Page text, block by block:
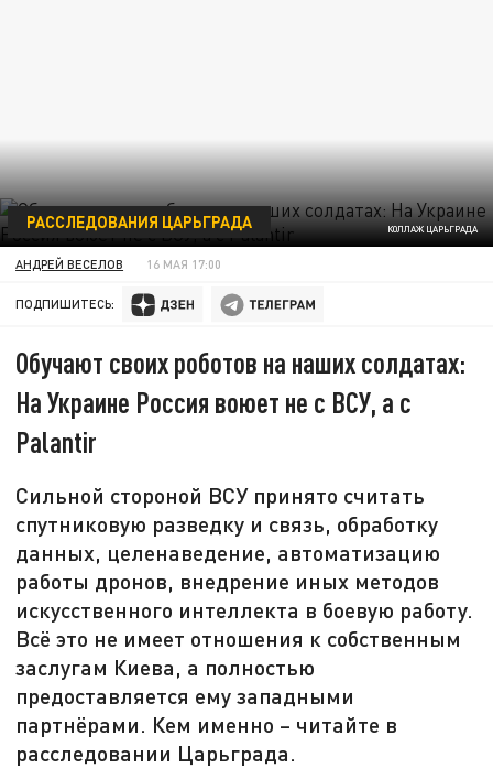
КОЛЛАЖ ЦАРЬГРАДА
РАССЛЕДОВАНИЯ ЦАРЬГРАДА
АНДРЕЙ ВЕСЕЛОВ 16 МАЯ 17:00
ПОДПИШИТЕСЬ:
Обучают своих роботов на наших солдатах:
На Украине Россия воюет не с ВСУ, а с
Palantir
Сильной стороной ВСУ принято считать
спутниковую разведку и связь, обработку
данных, целенаведение, автоматизацию
работы дронов, внедрение иных методов
искусственного интеллекта в боевую работу.
Всё это не имеет отношения к собственным
заслугам Киева, а полностью
предоставляется ему западными
партнёрами. Кем именно – читайте в
расследовании Царьграда.